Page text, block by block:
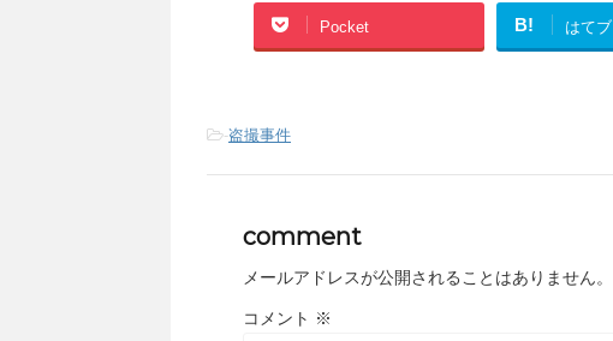
Pocket B! はてブ
-盗撮事件
comment
メールアドレスが公開されることはありません。
コメント ※